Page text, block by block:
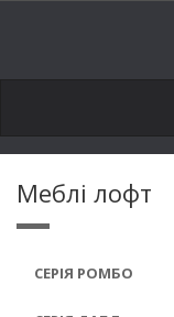
Меблі лофт
СЕРІЯ РОМБО